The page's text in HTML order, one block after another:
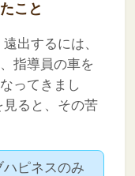
こと
遠出するには、
指導員の車を
ってきまし
ると、その苦
ピネスのみ